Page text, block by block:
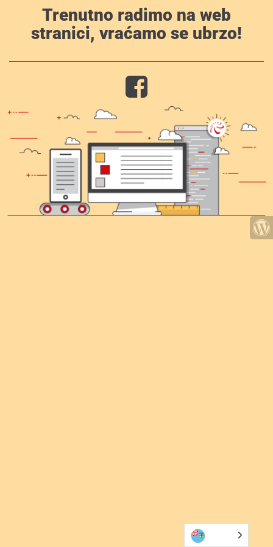
Trenutno radimo na web
stranici, vraćamo se ubrzo!